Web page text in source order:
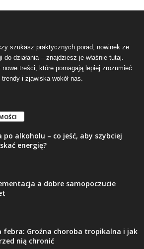
szukasz praktycznych porad, nowinek ze
działania – znajdziesz je właśnie tutaj.
nowe treści, które pomagają lepiej zrozumieć
i zjawiska wokół nas.
po alkoholu – co jeść, aby szybciej
energię?
a dobre samopoczucie
febra: Groźna choroba tropikalna i jak
nią chronić